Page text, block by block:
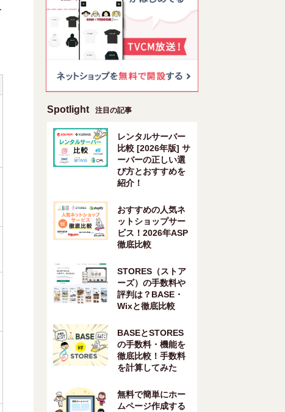
Spotlight 注目の記事
レンタルサーバー
比較 [2026年版] サ
ーバーの正しい選
び方とおすすめを
紹介！
おすすめの人気ネ
ットショップサー
ビス！2026年ASP
徹底比較
STORES（ストア
ーズ）の手数料や
評判は？BASE・
Wixと徹底比較
BASEとSTORES
の手数料・機能を
徹底比較！手数料
を計算してみた
無料で簡単にホー
ムページ作成する